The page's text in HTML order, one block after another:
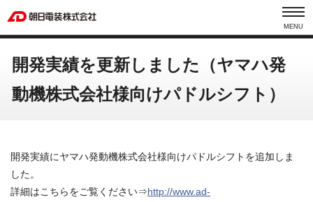
MENU
開発実績を更新しました（ヤマハ発
動機株式会社様向けパドルシフト）
開発実績にヤマハ発動機株式会社様向けパドルシフトを追加しま
した。
詳細はこちらをご覧ください⇒http://www.ad-